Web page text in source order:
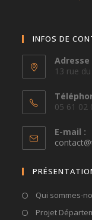
INFOS DE
Adresse
13 rue
05 61 02
E-mail :
Qui sommes-
Projet